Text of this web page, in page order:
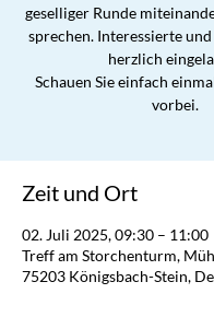
geselliger Runde
sprechen. Interessierte
herzlich
Schauen Sie einfach
vorbei.
Zeit und Ort
02. Juli 2025, 09:30 – 11:00
Treff am Storchenturm,
75203 Königsbach-Stein,